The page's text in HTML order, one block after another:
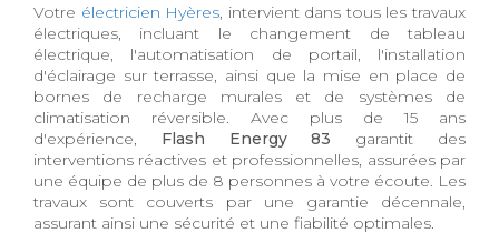
Votre électricien Hyères , intervient dans tous les travaux
électriques, incluant le changement de tableau
électrique, l'automatisation de portail, l'installation
d'éclairage sur terrasse, ainsi que la mise en place de
bornes de recharge murales et de systèmes de
climatisation réversible. Avec plus de 15 ans
d'expérience, Flash Energy 83 garantit des
interventions réactives et professionnelles, assurées par
une équipe de plus de 8 personnes à votre écoute. Les
travaux sont couverts par une garantie décennale,
assurant ainsi une sécurité et une fiabilité optimales.